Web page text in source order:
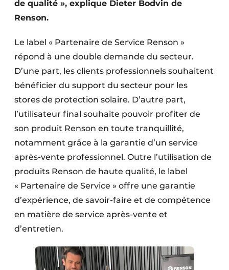
Rénovation
Sécurité incendie
Software
Techniques ferroviaires
Travaux ferroviaires
de qualité », explique Dieter Bodvin de
Renson.
Le label « Partenaire de Service Renson »
répond à une double demande du secteur.
D’une part, les clients professionnels souhaitent
bénéficier du support du secteur pour les
stores de protection solaire. D’autre part,
l’utilisateur final souhaite pouvoir profiter de
son produit Renson en toute tranquillité,
notamment grâce à la garantie d’un service
après-vente professionnel. Outre l’utilisation de
produits Renson de haute qualité, le label
« Partenaire de Service » offre une garantie
d’expérience, de savoir-faire et de compétence
en matière de service après-vente et
d’entretien.